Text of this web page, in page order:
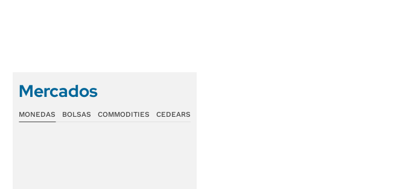
Mercados
MONEDAS BOLSAS COMMODITIES CEDEARS